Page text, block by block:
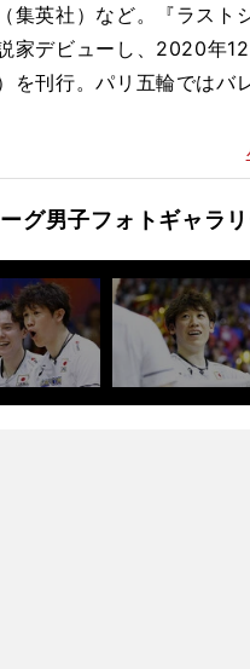
集英社）など。『ラス
家デビューし、2020年
を刊行。パリ五輪ではバ
グ男子フォトギャラ